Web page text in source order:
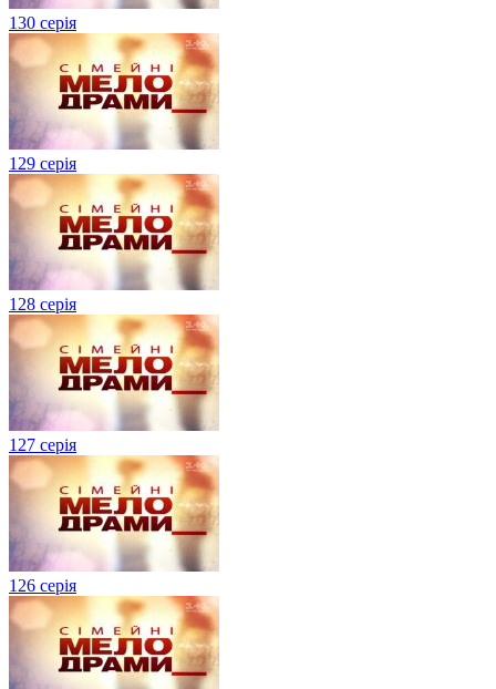
130 серія
129 серія
128 серія
127 серія
126 серія